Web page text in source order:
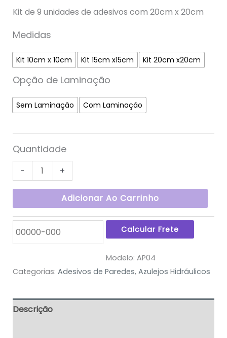
Kit de 9 unidades de adesivos com 20cm x 20cm
Medidas
Kit 10cm x 10cm Kit 15cm x15cm Kit 20cm x20cm
Opção de Laminação
Sem Laminação Com Laminação
Quantidade
- +
Adicionar Ao Carrinho
Modelo:AP04
Categorias: Adesivos de Paredes, Azulejos Hidráulicos
Descrição